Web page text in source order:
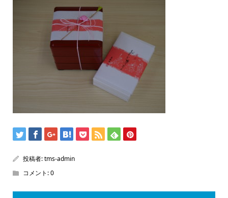
投稿者:tms-admin
コメント:0